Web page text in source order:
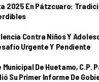
2025 En Pátzcuaro:
Contra Niños Y
Urgente Y Pendiente
De Huetamo, C.P.
Su Primer Informe De